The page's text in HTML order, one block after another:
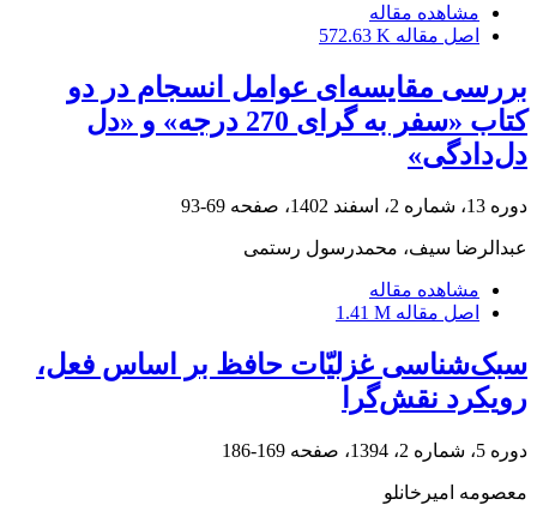
مشاهده مقاله
اصل مقاله 572.63 K
بررسی مقایسه‌ای عوامل انسجام در دو
کتاب «سفر به گرای 270 درجه» و «دل
دل‌دادگی»
دوره 13، شماره 2، اسفند 1402، صفحه 69-93
عبدالرضا سیف، محمدرسول رستمی
مشاهده مقاله
اصل مقاله 1.41 M
سبک‌شناسی غزلیّات حافظ بر اساس فعل،
رویکرد نقش‌گرا
دوره 5، شماره 2، 1394، صفحه 169-186
معصومه امیرخانلو